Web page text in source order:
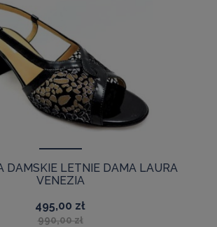
DAMSKIE LETNIE DAMA LAURA
VENEZIA
495,00 zł
990,00 zł